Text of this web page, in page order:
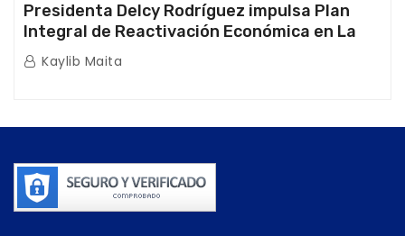
Presidenta Delcy Rodríguez impulsa Plan
Integral de Reactivación Económica en La
Guaira
Kaylib Maita